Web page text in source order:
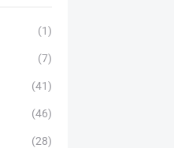
(1)
(7)
(41)
(46)
(28)